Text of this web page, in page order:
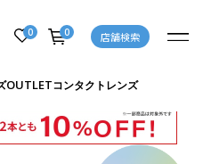
0 0 店舗検索
OUTLETコンタクトレンズ
商品詳細ページへ